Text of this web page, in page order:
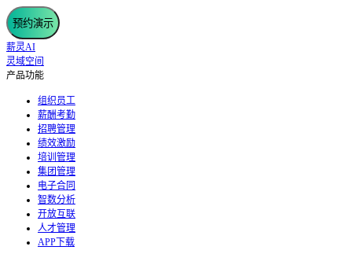
预约演示
薪灵AI
灵域空间
产品功能
组织员工
薪酬考勤
招聘管理
绩效激励
培训管理
集团管理
电子合同
智数分析
开放互联
人才管理
APP下载